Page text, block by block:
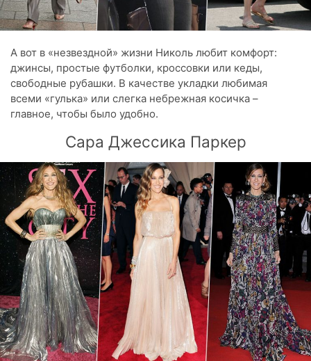
А вот в «незвездной» жизни Николь любит комфорт:
джинсы, простые футболки, кроссовки или кеды,
свободные рубашки. В качестве укладки любимая
всеми «гулька» или слегка небрежная косичка –
главное, чтобы было удобно.
Сара Джессика Паркер